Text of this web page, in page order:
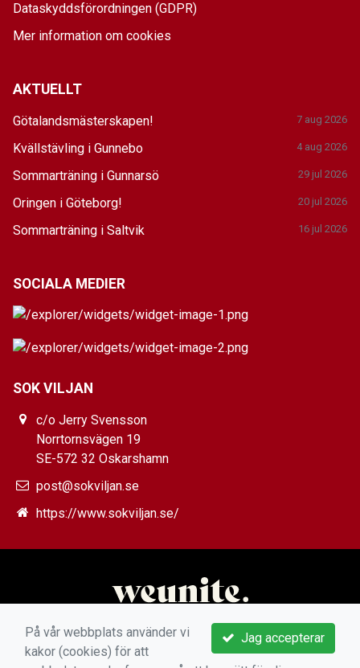
Dataskyddsförordningen (GDPR)
Mer information om cookies
AKTUELLT
Götalandsmästerskapen! 7 aug 2026
Kvällstävling i Gunnebo 4 aug 2026
Sommarträning i Gunnarsö 29 jul 2026
Oringen i Göteborg! 20 jul 2026
Sommarträning i Saltvik 16 jul 2026
SOCIALA MEDIER
SOK VILJAN
c/o Jerry Svensson
Norrtornsvägen 19
SE-572 32 Oskarshamn
post@sokviljan.se
https://www.sokviljan.se/
Jag accepterar
På vår webbplats använder vi
kakor (cookies) för att